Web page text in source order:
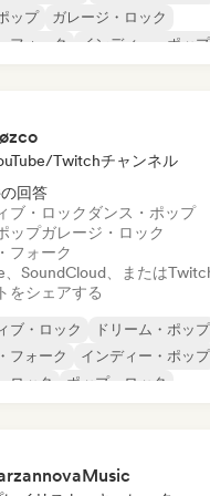
ップ
ガレージ・ロック
フォーク
インディー・ポップ
Twitchチャンネル
回答
ブ・ロック ダンス・ポップ
ップガレージ・ロック
フォーク
、SoundCloud、または
をシェアする
ブ・ロック
ドリーム・ポップ
フォーク
インディー・ポップ
ロック
ポップ・ロック